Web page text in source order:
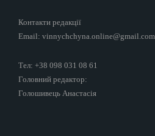
Контакти редакції
Email: vinnychchyna.online@gmail.com
Тел: +38 098 031 08 61
Головний редактор:
Голошивець Анастасія